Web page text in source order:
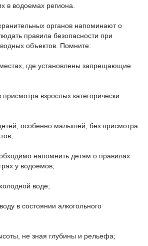
в водоемах региона.
органов напоминают о
правила безопасности при
объектов. Помните:
где установлены запрещающие
взрослых категорически
особенно малышей, без присмотра
напомнить детям о правилах
у водоемов;
воде;
в состоянии алкогольного
не зная глубины и рельефа;